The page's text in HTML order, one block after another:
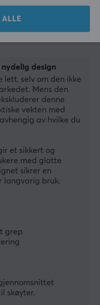
nydelig design
lett, selv om den ikke
Mens den
denne
vekten med
av hvilke du
et sikkert og
med glatte
sikrer en
langvarig bruk.
grep
skøyter.
ALLE